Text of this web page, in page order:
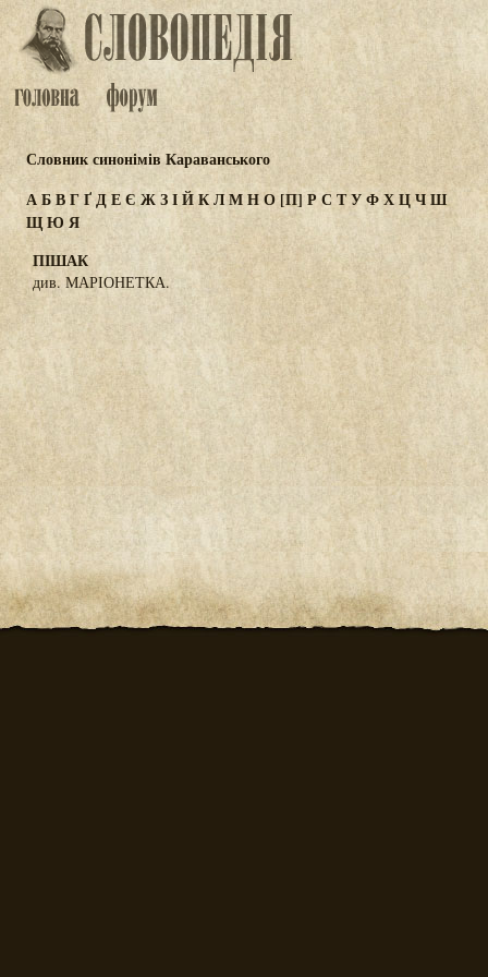
Словник синонімів Караванського
АБВГҐДЕЄ ЖЗІЙКЛМНО[П] Р С ТУФХЦЧШ
ЩЮ Я
ПІШАК
див. МАРІОНЕТКА.